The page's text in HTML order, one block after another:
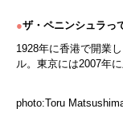
●ザ・ペニンシュラっ
1928年に香港で開業
ル。東京には2007年
photo:Toru